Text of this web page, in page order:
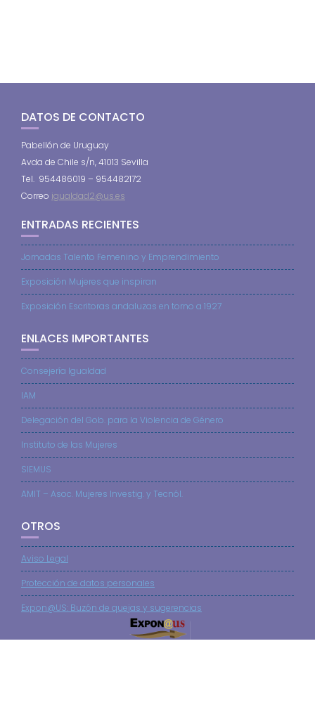
DATOS DE CONTACTO
Pabellón de Uruguay
Avda de Chile s/n, 41013 Sevilla
Tel. 954486019 – 954482172
Correo igualdad2@us.es
ENTRADAS RECIENTES
Jornadas Talento Femenino y Emprendimiento
Exposición Mujeres que inspiran
Exposición Escritoras andaluzas en torno a 1927
ENLACES IMPORTANTES
Consejería Igualdad
IAM
Delegación del Gob. para la Violencia de Género
Instituto de las Mujeres
SIEMUS
AMIT – Asoc. Mujeres Investig. y Tecnól.
OTROS
Aviso Legal
Protección de datos personales
Expon@US: Buzón de quejas y sugerencias